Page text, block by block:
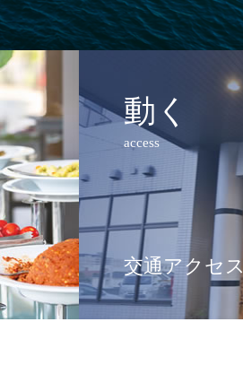
動く
access
交通アクセス